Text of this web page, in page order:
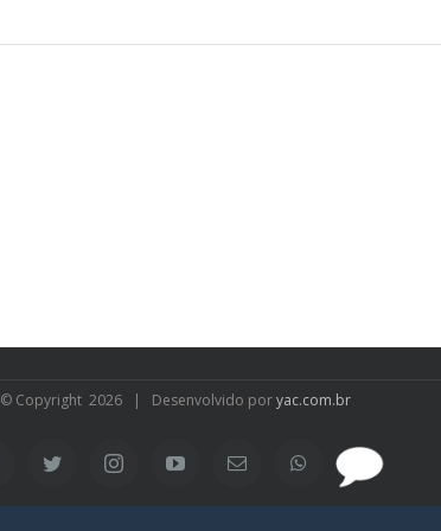
© Copyright 2026 | Desenvolvido poryac.com.br
FacebookTwitter InstagramYouTubeEmail WhatsApp
SAC